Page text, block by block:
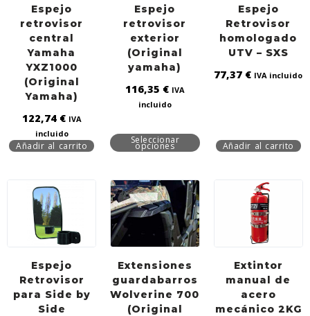
Espejo
retrovisor
central
Yamaha
YXZ1000
(Original
Yamaha)
122,74 € IVA
incluido
Añadir al carrito
Espejo
retrovisor
exterior
(Original
yamaha)
116,35 € IVA
incluido
Seleccionar
opciones
Espejo
Retrovisor
homologado
UTV – SXS
77,37 € IVA incluido
Añadir al carrito
Espejo
Retrovisor
para Side by
Side
Extensiones
guardabarros
Wolverine 700
(Original
Extintor
manual de
acero
mecánico 2KG